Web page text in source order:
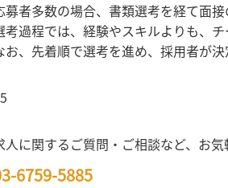
募者多数の場合、書類選考を経て面接
考過程では、経験やスキルよりも、
お、先着順で選考を進め、採用者が
人に関するご質問・ご相談など、お気
6759-5885